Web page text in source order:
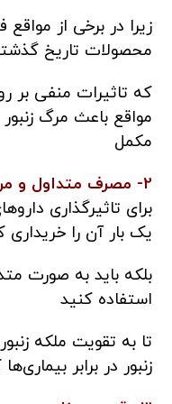
زیرا در برخی از
محصولات تاریخ
که تاثیرات منفی بر
مواقع باعث مرگ
مکمل
2- مصرف متداول و مرتب :
برای تاثیرگذاری
یک بار آن را خریداری
بلکه باید به صورت
استفاده کنید
تا به تقویت ملکه
زنبور در برابر